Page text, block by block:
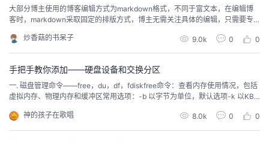
页
开
发
者
我
大部分博主使用的博客编辑方式为markdown格式，不同于富文本，在编辑博
客时，markdown采取固定的排版方式，博主无需关注具体的编辑，只需要专
a图床炒香菇的书呆子 9.0k 0 0
手把手教你添加——硬盘设备和交换分区
一. 磁盘管理命令——free，du，df，fdiskfree命令：查看内存使用情况，包括
虚拟内存、物理内存和缓冲区常用选项：-b 以字节为单位，默认选项-k 以KB
数] [路径名]常用选项：-m 以MB为单位，统计文件的容量 （默认为KB）实
例：#du /etc 显示/etc下文件的容量df命令：统计分区的使用...
神的孩子在歌唱 8.0k 0 0